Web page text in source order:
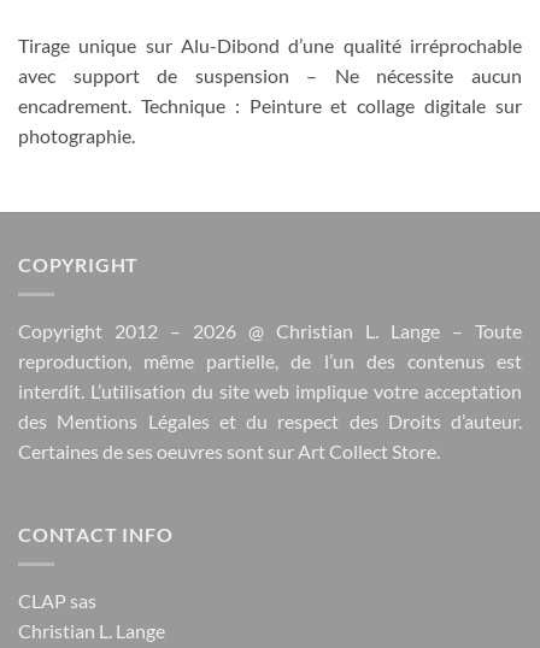
Tirage unique sur Alu-Dibond d’une qualité irréprochable
avec support de suspension – Ne nécessite aucun
encadrement. Technique : Peinture et collage digitale sur
photographie.
COPYRIGHT
Copyright 2012 – 2026 @ Christian L. Lange – Toute
reproduction, même partielle, de l’un des contenus est
interdit. L’utilisation du site web implique votre acceptation
des Mentions Légales et du respect des Droits d’auteur.
Certaines de ses oeuvres sont sur Art Collect Store
CONTACT INFO
CLAP sas
Christian L. Lange